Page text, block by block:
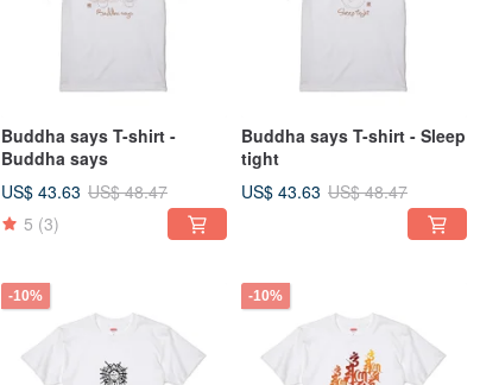
Buddha says T-shirt -
Buddha says
US$ 43.63 US$ 48.47
5 (3)
Buddha says T-shirt - Sleep
tight
US$ 43.63 US$ 48.47
-10% -10%